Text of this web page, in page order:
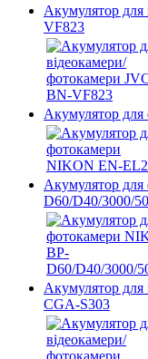
Акумулятор
VF823
Акумулятор
Акумулятор
D60/D40/3000/
Акумулятор
CGA-S303